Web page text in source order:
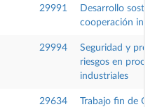
29991
Desarrollo
cooperación
29994
Seguridad y
riesgos en
industriales
29634 Trabajo fin de